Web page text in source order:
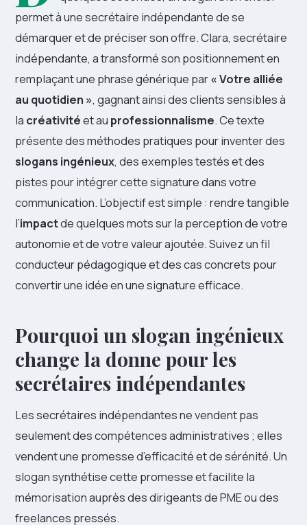
permet à une secrétaire indépendante de se
démarquer et de préciser son offre. Clara, secrétaire
indépendante, a transformé son positionnement en
remplaçant une phrase générique par« Votre alliée
au quotidien », gagnant ainsi des clients sensibles à
la créativitéet au professionnalisme. Ce texte
présente des méthodes pratiques pour inventer des
slogans ingénieux, des exemples testés et des
pistes pour intégrer cette signature dans votre
communication. L’objectif est simple : rendre tangible
l’impactde quelques mots sur la perception de votre
autonomie et de votre valeur ajoutée. Suivez un fil
conducteur pédagogique et des cas concrets pour
convertir une idée en une signature efficace.
Pourquoi un slogan ingénieux
change la donne pour les
secrétaires indépendantes
Les secrétaires indépendantes ne vendent pas
seulement des compétences administratives ; elles
vendent une promesse d’efficacité et de sérénité. Un
slogan synthétise cette promesse et facilite la
mémorisation auprès des dirigeants de PME ou des
freelances pressés.